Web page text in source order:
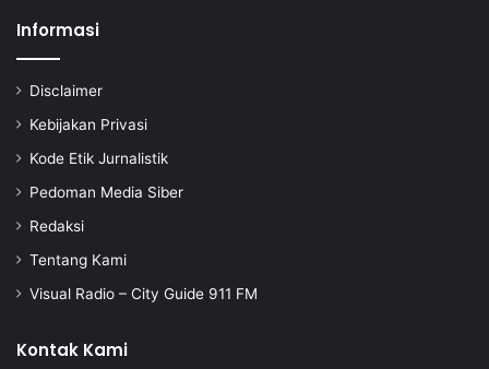
Informasi
Disclaimer
Kebijakan Privasi
Kode Etik Jurnalistik
Pedoman Media Siber
Redaksi
Tentang Kami
Visual Radio – City Guide 911 FM
Kontak Kami